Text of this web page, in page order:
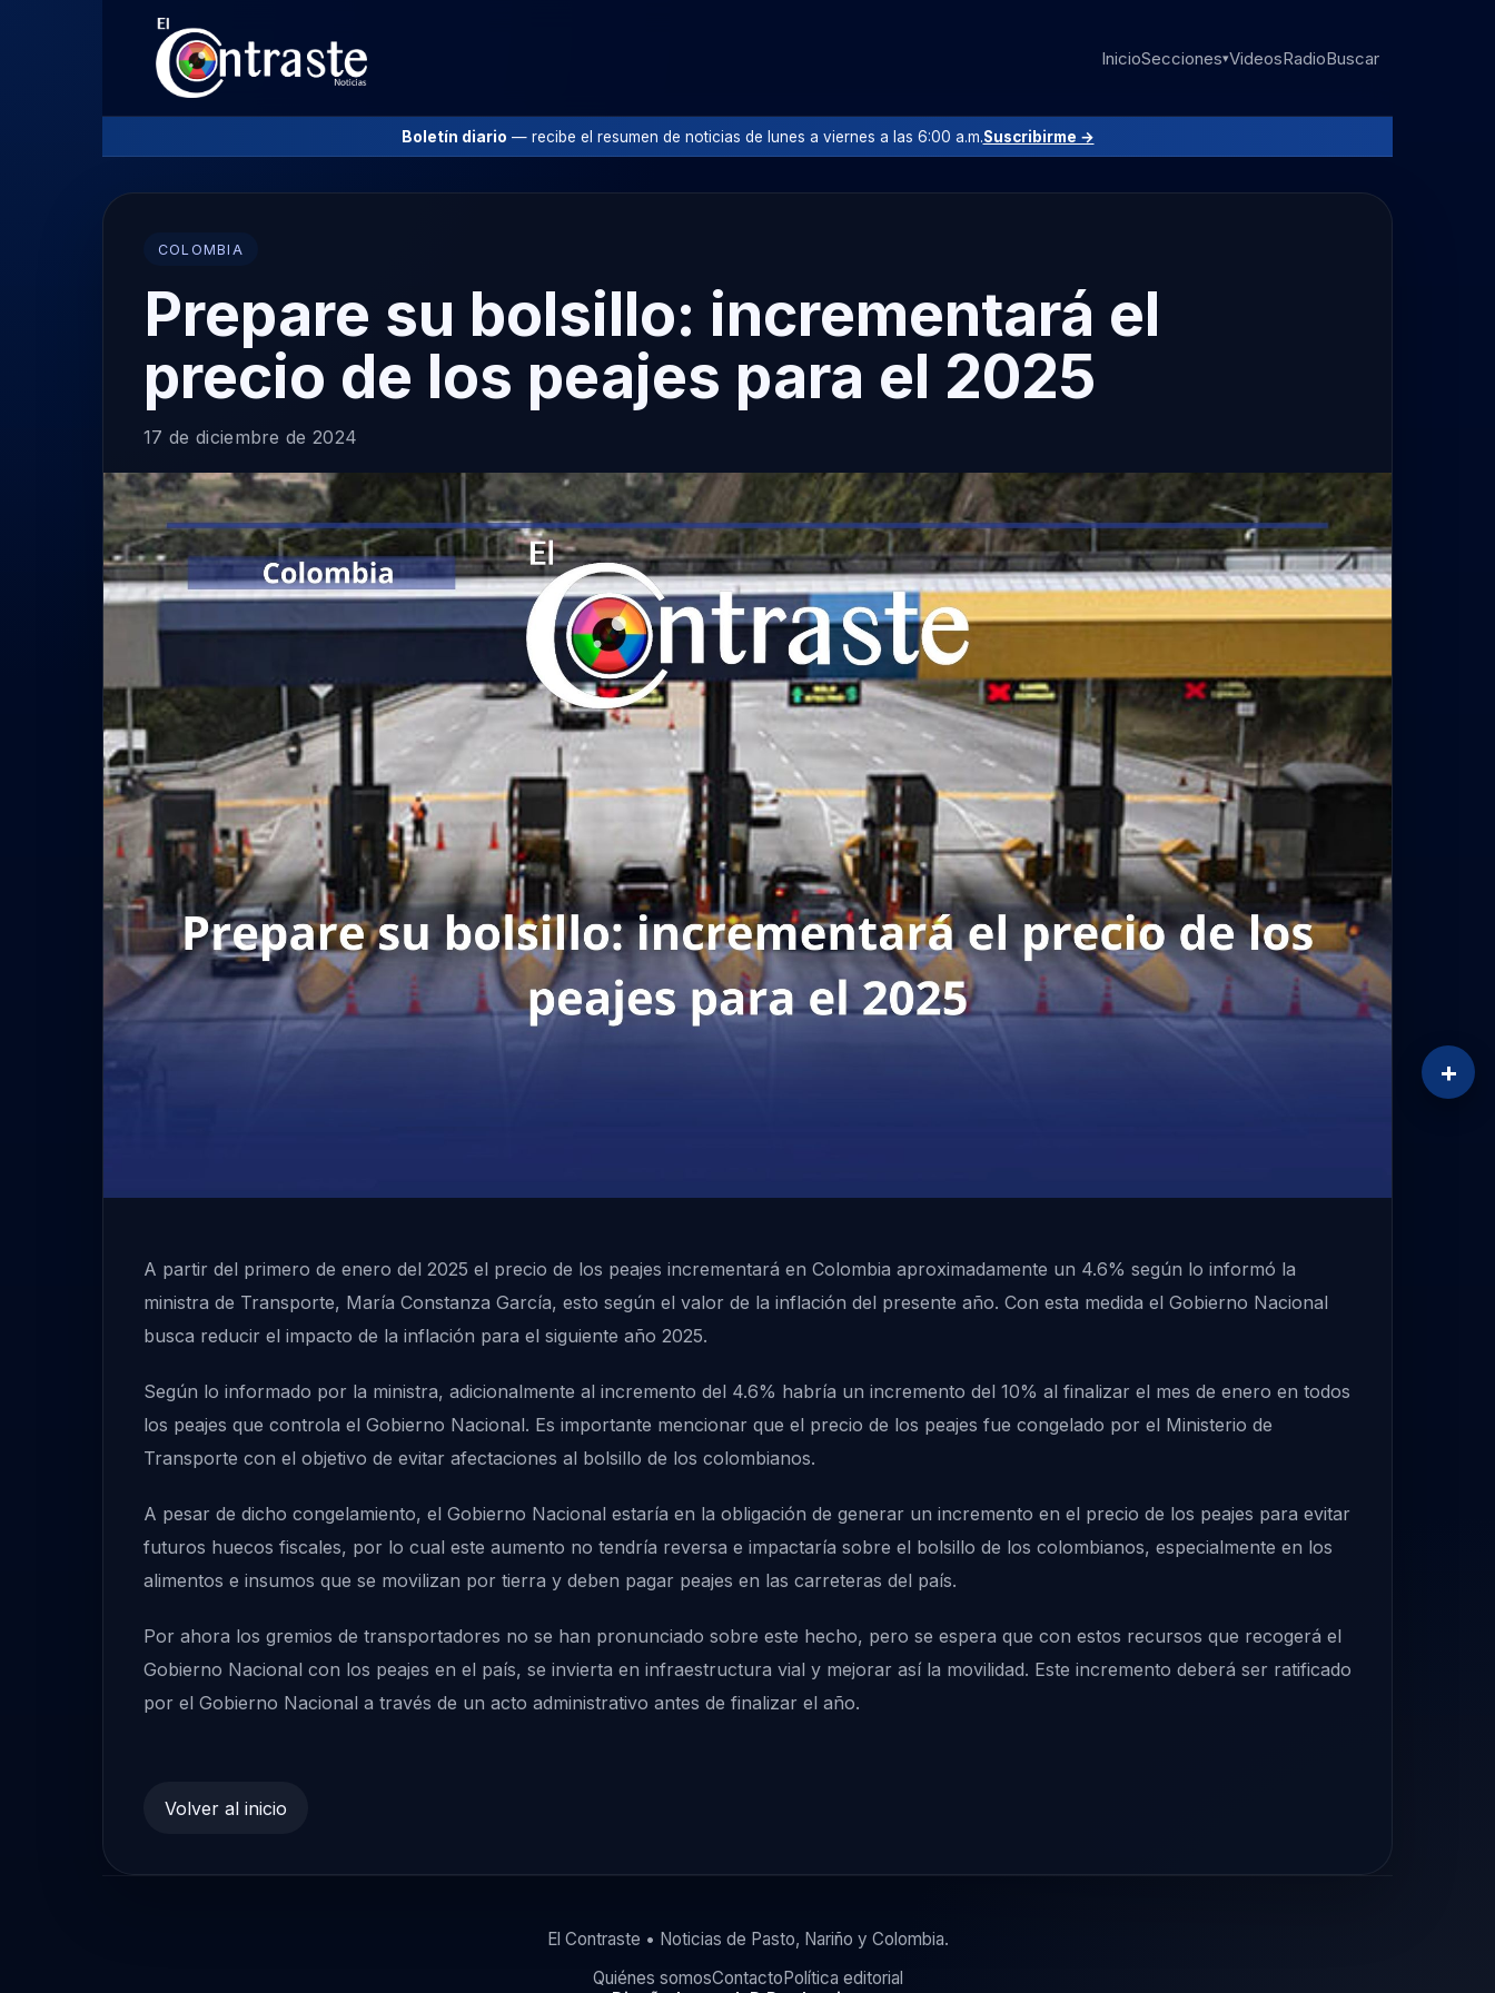
InicioSecciones▾VideosRadioBuscar
Boletín diario — recibe el resumen de noticias de lunes a viernes a las 6:00 a.m.Suscribirme →
COLOMBIA
Prepare su bolsillo: incrementará el
precio de los peajes para el 2025
17 de diciembre de 2024
A partir del primero de enero del 2025 el precio de los peajes incrementará en Colombia aproximadamente un 4.6% según lo informó la
ministra de Transporte, María Constanza García, esto según el valor de la inflación del presente año. Con esta medida el Gobierno Nacional
busca reducir el impacto de la inflación para el siguiente año 2025.
Según lo informado por la ministra, adicionalmente al incremento del 4.6% habría un incremento del 10% al finalizar el mes de enero en todos
los peajes que controla el Gobierno Nacional. Es importante mencionar que el precio de los peajes fue congelado por el Ministerio de
Transporte con el objetivo de evitar afectaciones al bolsillo de los colombianos.
A pesar de dicho congelamiento, el Gobierno Nacional estaría en la obligación de generar un incremento en el precio de los peajes para evitar
futuros huecos fiscales, por lo cual este aumento no tendría reversa e impactaría sobre el bolsillo de los colombianos, especialmente en los
alimentos e insumos que se movilizan por tierra y deben pagar peajes en las carreteras del país.
Por ahora los gremios de transportadores no se han pronunciado sobre este hecho, pero se espera que con estos recursos que recogerá el
Gobierno Nacional con los peajes en el país, se invierta en infraestructura vial y mejorar así la movilidad. Este incremento deberá ser ratificado
por el Gobierno Nacional a través de un acto administrativo antes de finalizar el año.
Volver al inicio
El Contraste • Noticias de Pasto, Nariño y Colombia.
Quiénes somosContactoPolítica editorial
+